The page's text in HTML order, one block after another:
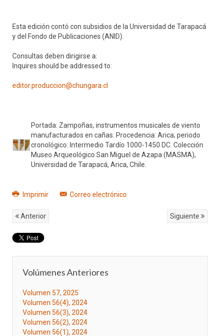
Esta edición contó con subsidios de la Universidad de Tarapacá
y del Fondo de Publicaciones (ANID).
Consultas deben dirigirse a:
Inquires should be addressed to:
editor.produccion@chungara.cl
Portada: Zampoñas, instrumentos musicales de viento
manufacturados en cañas. Procedencia: Arica; periodo
cronológico: Intermedio Tardío 1000-1450 DC. Colección
Museo Arqueológico San Miguel de Azapa (MASMA),
Universidad de Tarapacá, Arica, Chile.
Imprimir Correo electrónico
Anterior Siguiente
Volúmenes Anteriores
Volumen 57, 2025
Volumen 56(4), 2024
Volumen 56(3), 2024
Volumen 56(2), 2024
Volumen 56(1), 2024